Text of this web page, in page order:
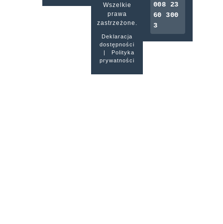
Wszelkie
prawa
zastrzeżone.
Deklaracja
dostępności
|
Polityka
prywatności
008 23
60 300
3